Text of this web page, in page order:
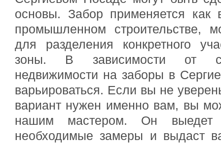
основы. Забор применяется как
промышленном строительстве,
для разделения конкретного
зоны. В зависимости от
недвижимости на заборы в
варьироваться. Если вы не
вариант нужен именно вам, вы
нашим мастером. Он выедет
необходимые замеры и выдаст